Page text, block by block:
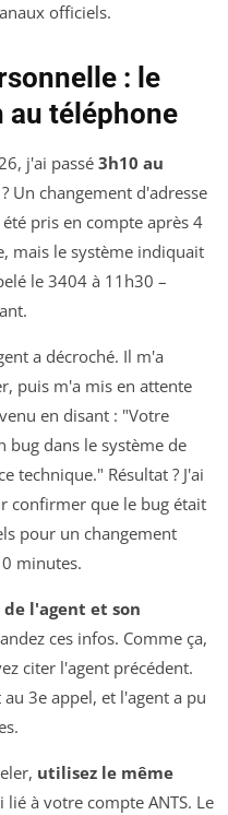
officiels.
: le
au téléphone
j'ai passé 3h10 au
Un changement d'adresse
pris en compte après 4
mais le système indiquait
le 3404 à 11h30 –
a décroché. Il m'a
puis m'a mis en attente
en disant : "Votre
bug dans le système de
technique." Résultat ? J'ai
confirmer que le bug était
pour un changement
minutes.
l'agent et son
ces infos. Comme ça,
citer l'agent précédent.
au 3e appel, et l'agent a pu
utilisez le même
lié à votre compte ANTS. Le